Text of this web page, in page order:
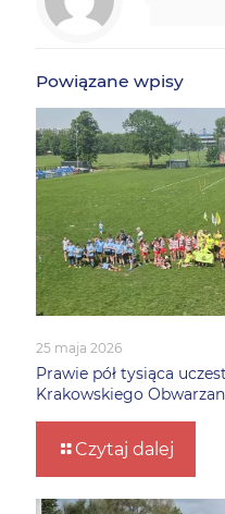
Powiązane wpisy
25 maja 2026
Prawie pół tysiąca
Krakowskiego
Czytaj dalej